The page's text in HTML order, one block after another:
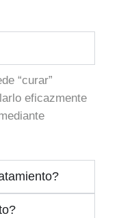
“curar”
eficazmente